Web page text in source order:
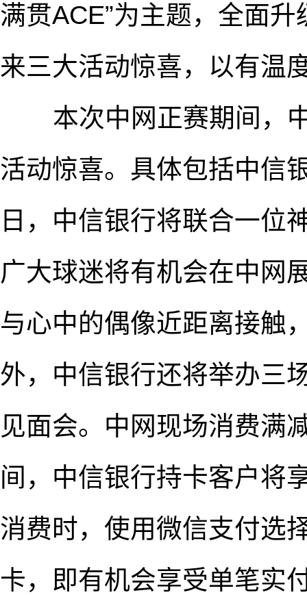
满贯ACE”为主题，全面
来三大活动惊喜，以有温
本次中网正赛期间，中
活动惊喜。具体包括中信
日，中信银行将联合一位
广大球迷将有机会在中网
与心中的偶像近距离接触
外，中信银行还将举办三
见面会。中网现场消费满
间，中信银行持卡客户将
消费时，使用微信支付选
卡，即有机会享受单笔实